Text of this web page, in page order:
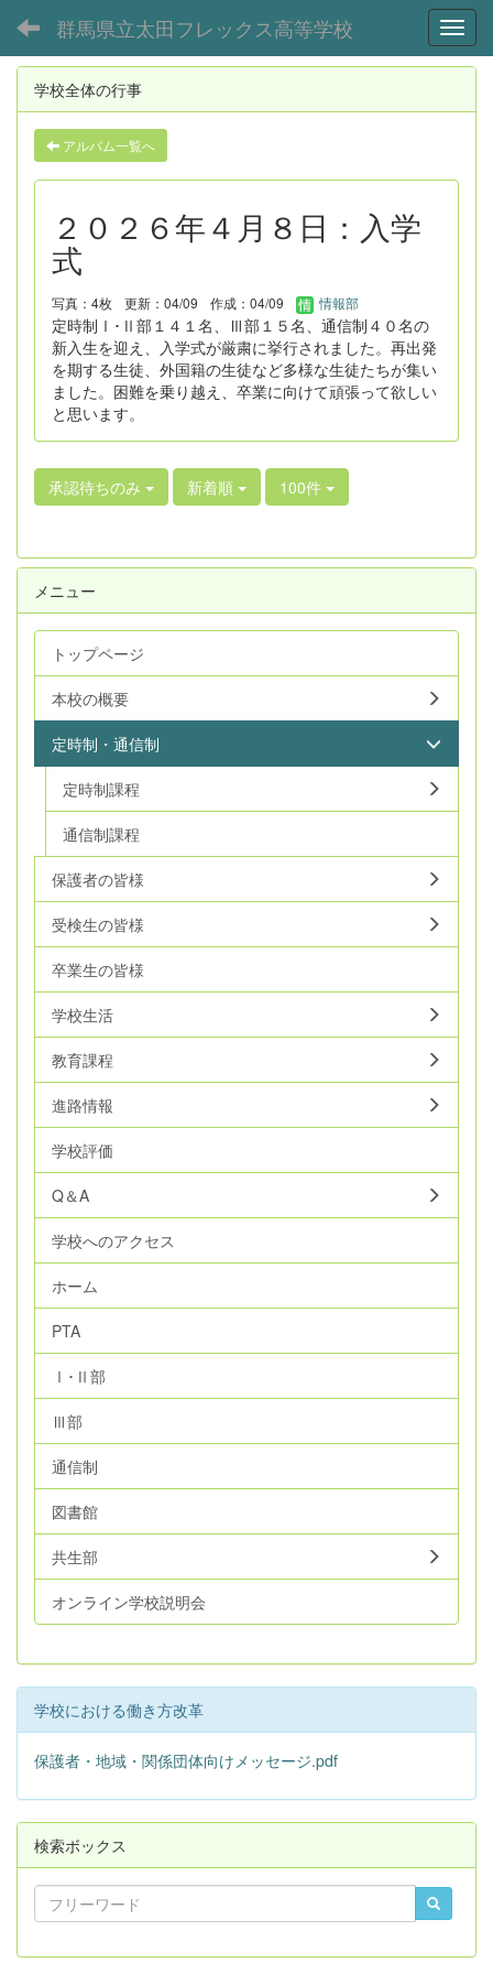
群馬県立太田フレックス高等学校
学校全体の行事
アルバム一覧へ
２０２６年４月８日：入学
式
写真：4枚 更新：04/09 作成：04/09 情報部
定時制Ⅰ･Ⅱ部１４１名、Ⅲ部１５名、通信制４０名の
新入生を迎え、入学式が厳粛に挙行されました。再出発
を期する生徒、外国籍の生徒など多様な生徒たちが集い
ました。困難を乗り越え、卒業に向けて頑張って欲しい
と思います。
承認待ちのみ 新着順 100件
メニュー
トップページ
本校の概要
定時制・通信制
定時制課程
通信制課程
保護者の皆様
受検生の皆様
卒業生の皆様
学校生活
教育課程
進路情報
学校評価
Q＆A
学校へのアクセス
ホーム
PTA
Ⅰ･Ⅱ部
Ⅲ部
通信制
図書館
共生部
オンライン学校説明会
学校における働き方改革
保護者・地域・関係団体向けメッセージ.pdf
検索ボックス